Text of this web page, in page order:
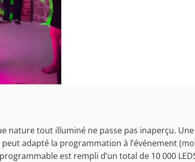
nature tout illuminé ne passe pas inaperçu.
adapté la programmation à l’événement
est rempli d’un total de 10 000